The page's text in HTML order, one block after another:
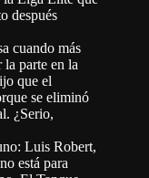
después
cuando más
la parte en la
que el
se eliminó
¿Serio,
Luis Robert,
está para